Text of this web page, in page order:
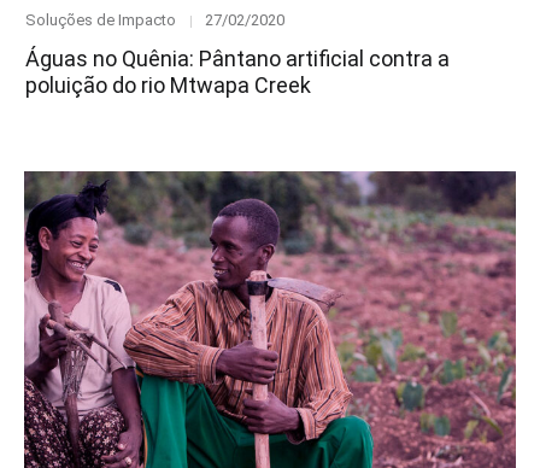
Category
Soluções de Impacto
Posted
27/02/2020
Águas no Quênia: Pântano artificial contra a
poluição do rio Mtwapa Creek